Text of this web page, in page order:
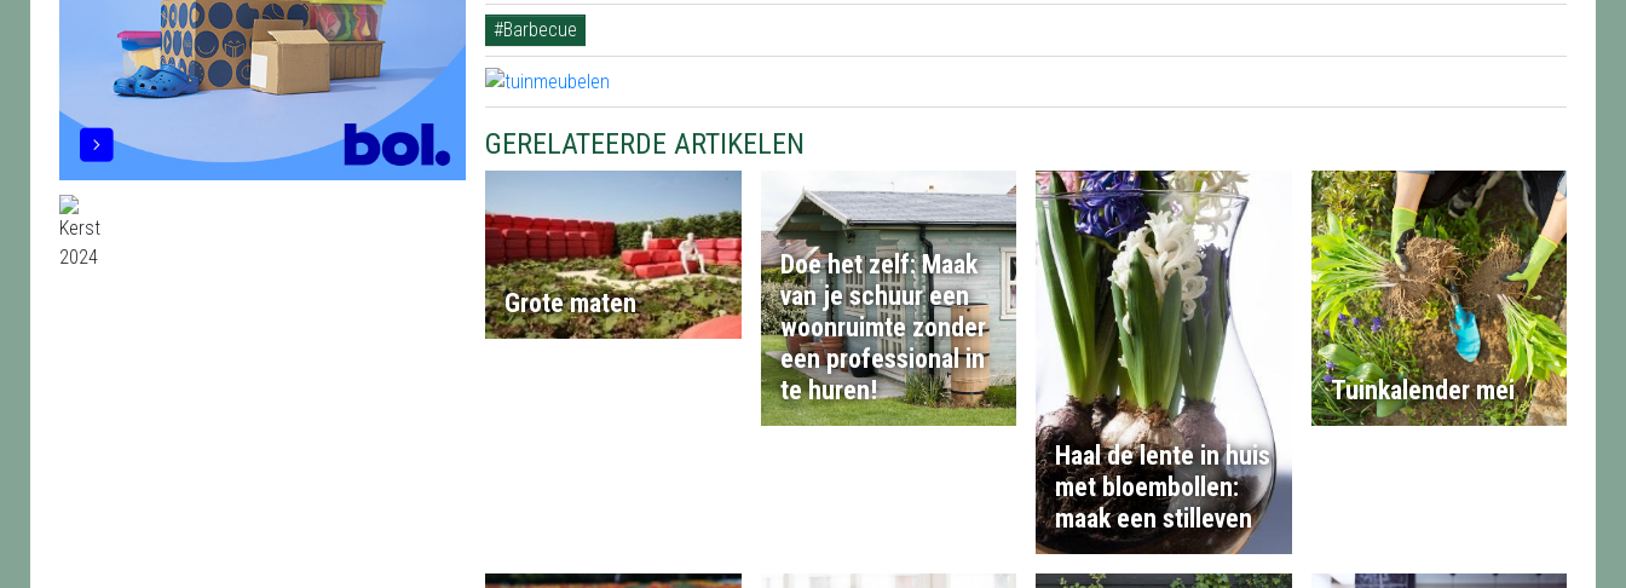
#Barbecue
GERELATEERDE ARTIKELEN
Grote maten
Doe het zelf: Maak
van je schuur een
woonruimte zonder
een professional in
te huren!
Haal de lente in huis
met bloembollen:
maak een stilleven
Tuinkalender mei